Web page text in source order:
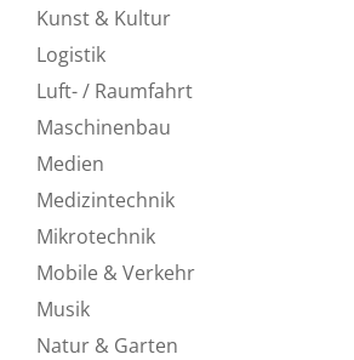
Kunst & Kultur
Logistik
Luft- / Raumfahrt
Maschinenbau
Medien
Medizintechnik
Mikrotechnik
Mobile & Verkehr
Musik
Natur & Garten